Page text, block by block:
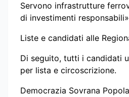
Servono infrastrutture
di investimenti
Liste e candidati alle
Di seguito, tutti i candidati
per lista e circoscrizione.
Democrazia Sovrana